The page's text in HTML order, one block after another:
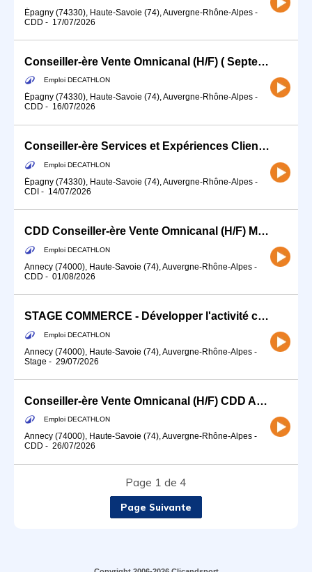
Épagny (74330), Haute-Savoie (74), Auvergne-Rhône-Alpes -
CDD - 17/07/2026
Conseiller-ère Vente Omnicanal (H/F) ( Septembre )
Emploi DECATHLON
Épagny (74330), Haute-Savoie (74), Auvergne-Rhône-Alpes -
CDD - 16/07/2026
Conseiller-ère Services et Expériences Client (H/F) - Temps partiel
Emploi DECATHLON
Épagny (74330), Haute-Savoie (74), Auvergne-Rhône-Alpes -
CDI - 14/07/2026
CDD Conseiller-ère Vente Omnicanal (H/F) Mi-Août = Fin Septembre
Emploi DECATHLON
Annecy (74000), Haute-Savoie (74), Auvergne-Rhône-Alpes -
CDD - 01/08/2026
STAGE COMMERCE - Développer l'activité commerciale de ton sport (H/F)
Emploi DECATHLON
Annecy (74000), Haute-Savoie (74), Auvergne-Rhône-Alpes -
Stage - 29/07/2026
Conseiller-ère Vente Omnicanal (H/F) CDD Août
Emploi DECATHLON
Annecy (74000), Haute-Savoie (74), Auvergne-Rhône-Alpes -
CDD - 26/07/2026
Page 1 de 4
Page Suivante